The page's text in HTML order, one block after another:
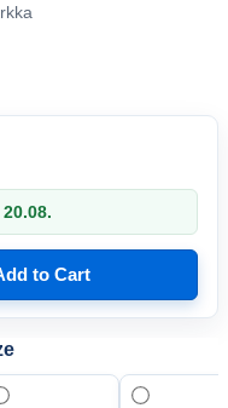
to Cart